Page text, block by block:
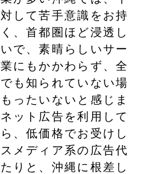
して苦手意識をお持
、首都圏ほど浸透し
で、素晴らしいサー
にもかかわらず、全
も知られていない場
ったいないと感じま
ット広告を利用して
、低価格でお受けし
メディア系の広告代
りと、沖縄に根差し